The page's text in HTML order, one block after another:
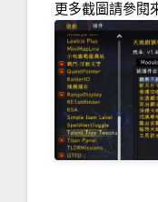
更多截圖請參閱